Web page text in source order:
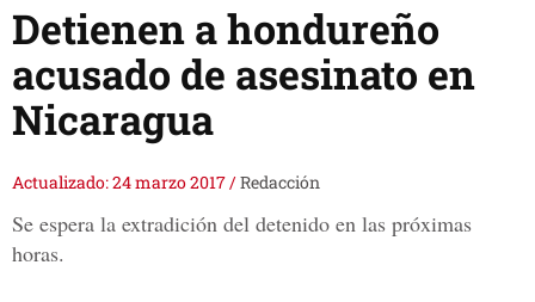
Detienen a hondureño
acusado de asesinato en
Nicaragua
Actualizado: 24 marzo 2017/Redacción
Se espera la extradición del detenido en las próximas
horas.